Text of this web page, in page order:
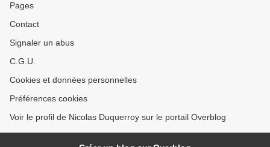
Pages
Contact
Signaler un abus
C.G.U.
Cookies et données personnelles
Préférences cookies
Voir le profil de Nicolas Duquerroy sur le portail Overblog